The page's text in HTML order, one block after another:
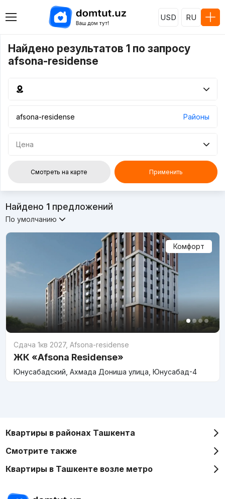
USD RU
Найдено результатов 1 по запросу
afsona-residense
Районы
Цена
Смотреть на карте Применить
Найдено 1предложений
По умолчанию
Комфорт
Сдача 1кв 2027, Afsona-residense
ЖК «Afsona Residense»
Юнусабадский, Ахмада Дониша улица, Юнусабад-4
Квартиры в районах Ташкента
Смотрите также
Квартиры в Ташкенте возле метро